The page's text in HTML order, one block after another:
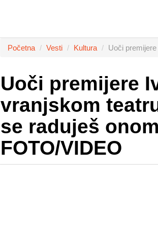
Početna Vesti Kultura Uoči
Uoči premijere
vranjskom
se raduješ
FOTO/VIDEO